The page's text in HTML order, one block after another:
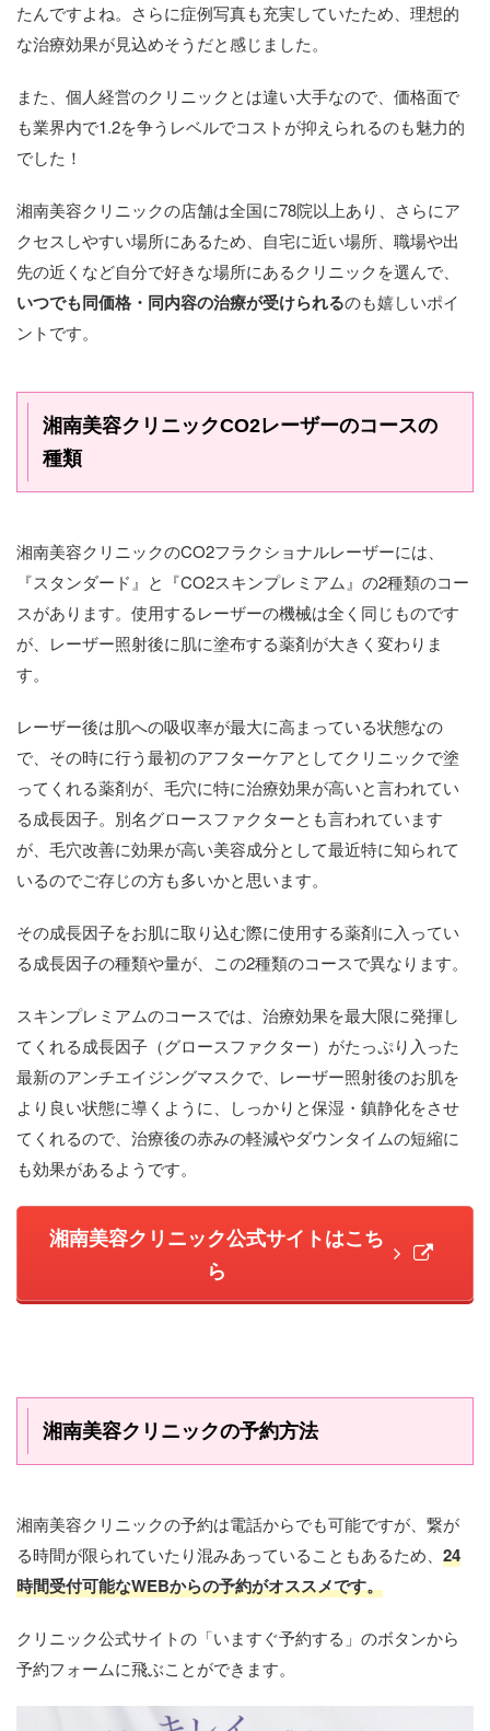
たんですよね。さらに症例写真も充実していたため、理想的
な治療効果が見込めそうだと感じました。
また、個人経営のクリニックとは違い大手なので、価格面で
も業界内で1.2を争うレベルでコストが抑えられるのも魅力的
でした！
湘南美容クリニックの店舗は全国に78院以上あり、さらにア
クセスしやすい場所にあるため、自宅に近い場所、職場や出
先の近くなど自分で好きな場所にあるクリニックを選んで、
いつでも同価格・同内容の治療が受けられるのも嬉しいポイ
ントです。
湘南美容クリニックCO2レーザーのコースの
種類
湘南美容クリニックのCO2フラクショナルレーザーには、
『スタンダード』と『CO2スキンプレミアム』の2種類のコー
スがあります。使用するレーザーの機械は全く同じものです
が、レーザー照射後に肌に塗布する薬剤が大きく変わりま
す。
レーザー後は肌への吸収率が最大に高まっている状態なの
で、その時に行う最初のアフターケアとしてクリニックで塗
ってくれる薬剤が、毛穴に特に治療効果が高いと言われてい
る成長因子。別名グロースファクターとも言われています
が、毛穴改善に効果が高い美容成分として最近特に知られて
いるのでご存じの方も多いかと思います。
その成長因子をお肌に取り込む際に使用する薬剤に入ってい
る成長因子の種類や量が、この2種類のコースで異なります。
スキンプレミアムのコースでは、治療効果を最大限に発揮し
てくれる成長因子（グロースファクター）がたっぷり入った
最新のアンチエイジングマスクで、レーザー照射後のお肌を
より良い状態に導くように、しっかりと保湿・鎮静化をさせ
てくれるので、治療後の赤みの軽減やダウンタイムの短縮に
も効果があるようです。
湘南美容クリニック公式サイトはこち
ら
湘南美容クリニックの予約方法
湘南美容クリニックの予約は電話からでも可能ですが、繋が
る時間が限られていたり混みあっていることもあるため、 24
時間受付可能なWEBからの予約がオススメです。
クリニック公式サイトの「いますぐ予約する」のボタンから
予約フォームに飛ぶことができます。